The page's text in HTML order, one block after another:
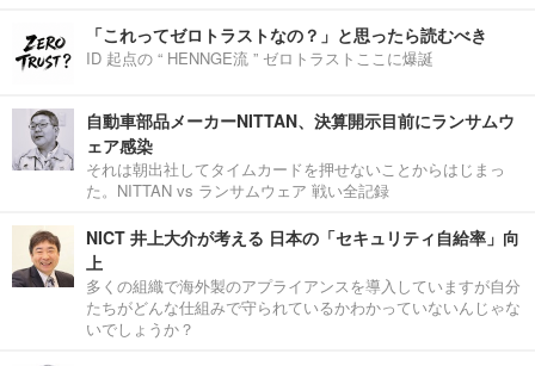
「これってゼロトラストなの？」と思ったら読むべき
ID 起点の “ HENNGE流 ” ゼロトラストここに爆誕
自動車部品メーカーNITTAN、決算開示目前にランサムウ
ェア感染
それは朝出社してタイムカードを押せないことからはじまっ
た。NITTAN vs ランサムウェア 戦い全記録
NICT 井上大介が考える 日本の「セキュリティ自給率」向
上
多くの組織で海外製のアプライアンスを導入していますが自分
たちがどんな仕組みで守られているかわかっていないんじゃな
いでしょうか？